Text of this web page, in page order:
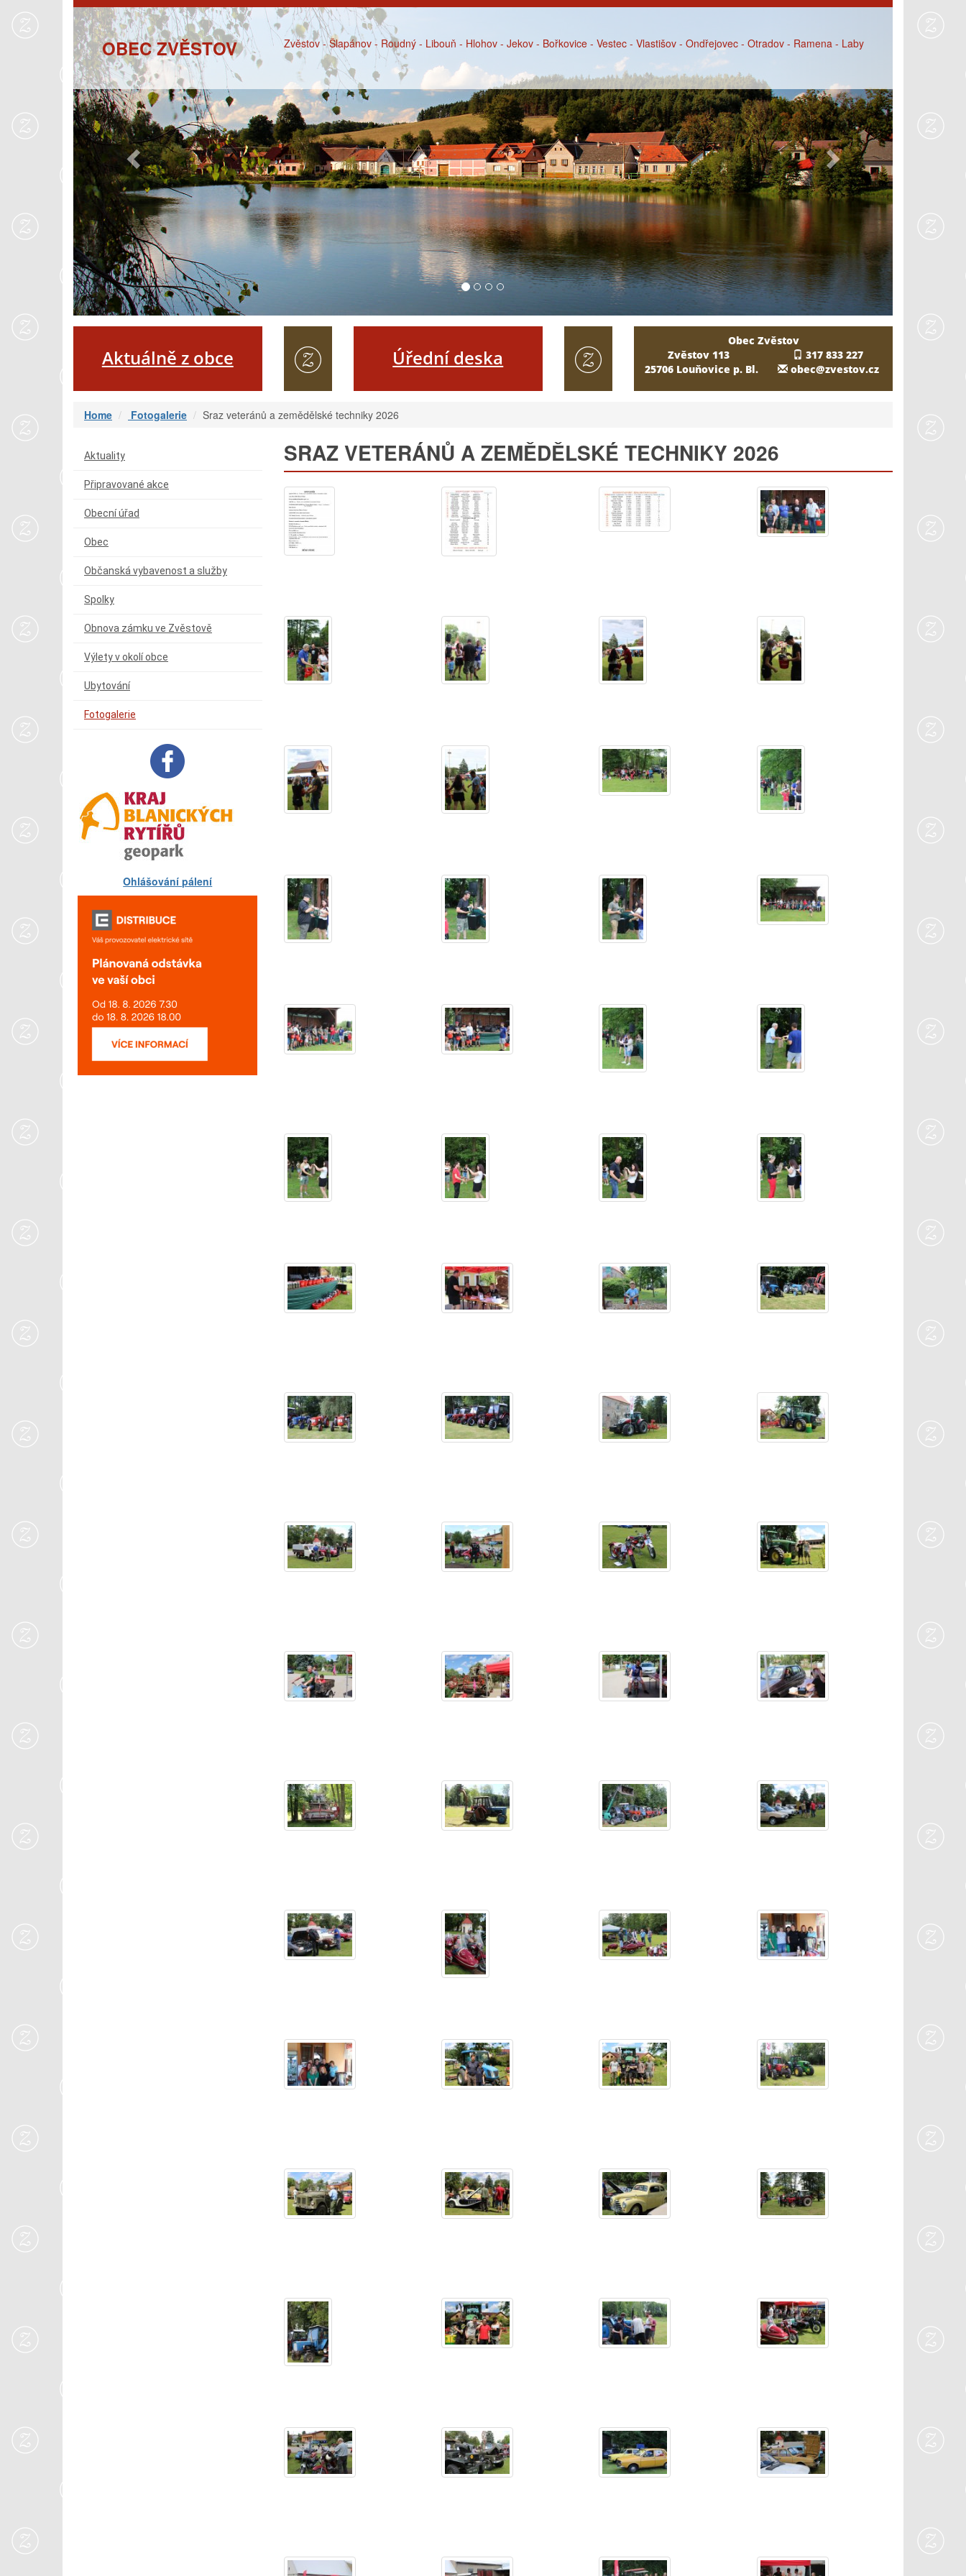
Previous Next
OBEC ZVĚSTOV Zvěstov - Šlapánov - Roudný - Libouň - Hlohov - Jekov - Bořkovice - Vestec - Vlastišov - Ondřejovec - Otradov - Ramena - Laby
Aktuálně z obce Úřední deska
Obec Zvěstov
Zvěstov 113
25706 Louňovice p. Bl.
317 833 227
obec@zvestov.cz
Home Fotogalerie Sraz veteránů a zemědělské techniky 2026
Aktuality
Připravované akce
Obecní úřad
Obec
Občanská vybavenost a služby
Spolky
Obnova zámku ve Zvěstově
Výlety v okolí obce
Ubytování
Fotogalerie
Ohlášování pálení
SRAZ VETERÁNŮ A ZEMĚDĚLSKÉ TECHNIKY 2026